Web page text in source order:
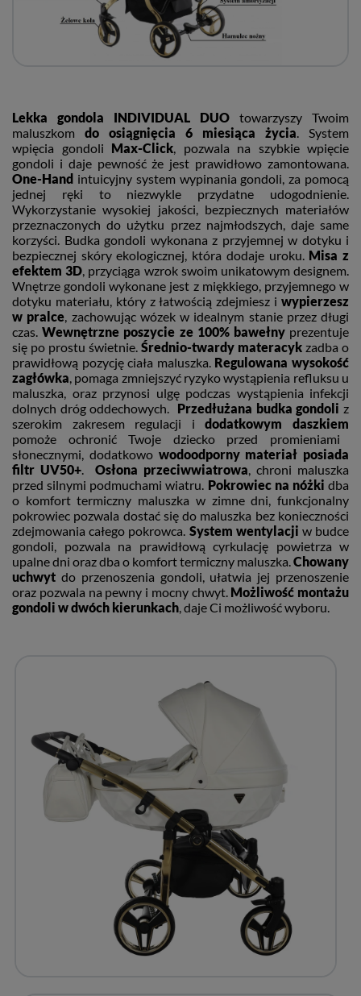
Lekka gondola INDIVIDUAL DUO towarzyszy Twoim
maluszkom do osiągnięcia 6 miesiąca życia. System
wpięcia gondoli Max-Click, pozwala na szybkie wpięcie
gondoli i daje pewność że jest prawidłowo zamontowana.
One-Hand intuicyjny system wypinania gondoli, za pomocą
jednej ręki to niezwykle przydatne udogodnienie.
Wykorzystanie wysokiej jakości, bezpiecznych materiałów
przeznaczonych do użytku przez najmłodszych, daje same
korzyści. Budka gondoli wykonana z przyjemnej w dotyku i
bezpiecznej skóry ekologicznej, która dodaje uroku. Misa z
efektem 3D, przyciąga wzrok swoim unikatowym designem.
Wnętrze gondoli wykonane jest z miękkiego, przyjemnego w
dotyku materiału, który z łatwością zdejmiesz i wypierzesz
w pralce, zachowując wózek w idealnym stanie przez długi
czas.Wewnętrzne poszycie ze 100% bawełnyprezentuje
się po prostu świetnie. Średnio-twardy materacyk zadba o
prawidłową pozycję ciała maluszka. Regulowana wysokość
zagłówka, pomaga zmniejszyć ryzyko wystąpienia refluksu u
maluszka, oraz przynosi ulgę podczas wystąpienia infekcji
dolnych dróg oddechowych. Przedłużana budka gondoli z
szerokim zakresem regulacji idodatkowym daszkiem
pomoże ochronić Twoje dziecko przed promieniami
słonecznymi, dodatkowo wodoodporny materiał posiada
filtr UV50+. Osłona przeciwwiatrowa, chroni maluszka
przed silnymi podmuchami wiatru. Pokrowiec na nóżki dba
o komfort termiczny maluszka w zimne dni, funkcjonalny
pokrowiec pozwala dostać się do maluszka bez konieczności
zdejmowania całego pokrowca. System wentylacji w budce
gondoli, pozwala na prawidłową cyrkulację powietrza w
upalne dni oraz dba o komfort termiczny maluszka.Chowany
uchwyt do przenoszenia gondoli, ułatwia jej przenoszenie
oraz pozwala na pewny i mocny chwyt. Możliwość montażu
gondoli w dwóch kierunkach, daje Ci możliwość wyboru.